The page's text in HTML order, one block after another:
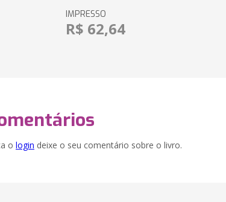
IMPRESSO
R$ 62,64
o login deixe o seu comentário sobre o livro.